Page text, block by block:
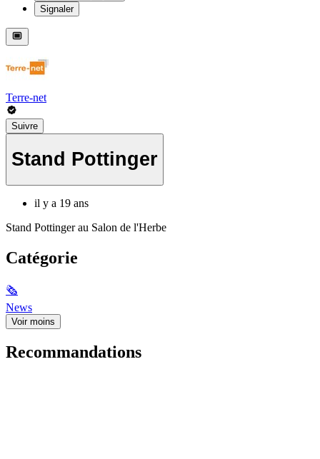
Signaler
Terre-net
Suivre
Stand Pottinger
il y a 19 ans
Stand Pottinger au Salon de l'Herbe
Catégorie
🗞
News
Voir moins
Recommandations